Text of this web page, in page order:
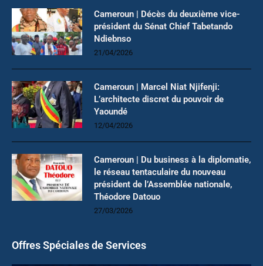
Cameroun | Décès du deuxième vice-
président du Sénat Chief Tabetando
Ndiebnso
21/04/2026
Cameroun | Marcel Niat Njifenji:
L’architecte discret du pouvoir de
Yaoundé
12/04/2026
Cameroun | Du business à la diplomatie,
le réseau tentaculaire du nouveau
président de l’Assemblée nationale,
Théodore Datouo
27/03/2026
Offres Spéciales de Services